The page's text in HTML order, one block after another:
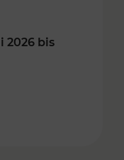
2026 bis